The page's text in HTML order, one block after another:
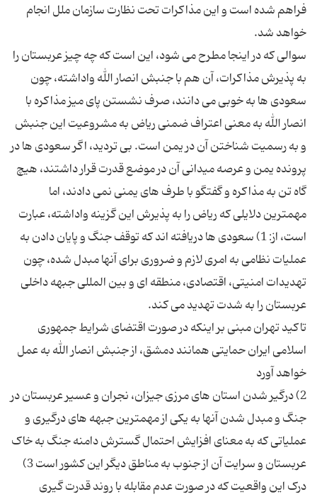
فراهم شده است و این مذاکرات تحت نظارت سازمان ملل انجام
سوالی که در اینجا مطرح می شود، این است که چه چیز عربستان را
به پذیرش مذاکرات، آن هم با جنبش انصار الله واداشته، چون
سعودی ها به خوبی می دانند، صرف نشستن پای میز مذاکره با
انصار الله به معنی اعتراف ضمنی ریاض به مشروعیت این جنبش
و به رسمیت شناختن آن در یمن است. بی تردید، اگر سعودی ها در
پرونده یمن و عرصه میدانی آن در موضع قدرت قرار داشتند، هیچ
گاه تن به مذاکره و گفتگو با طرف های یمنی نمی دادند، اما
مهمترین دلایلی که ریاض را به پذیرش این گزینه واداشته، عبارت
است، از: 1) سعودی ها دریافته اند که توقف جنگ و پایان دادن به
عملیات نظامی به امری لازم و ضروری برای آنها مبدل شده، چون
تهدیدات امنیتی، اقتصادی، منطقه ای و بین المللی جبهه داخلی
تاکید تهران مبنی بر اینکه در صورت اقتضای شرایط جمهوری
اسلامی ایران حمایتی همانند دمشق، از جنبش انصار الله به عمل
2) درگیر شدن استان های مرزی جیزان، نجران و عسیر عربستان در
جنگ و مبدل شدن آنها به یکی از مهمترین جبهه های درگیری و
عملیاتی که به معنای افزایش احتمال گسترش دامنه جنگ به خاک
عربستان و سرایت آن از جنوب به مناطق دیگر این کشور است 3)
درک این واقعیت که در صورت عدم مقابله با روند قدرت گیری